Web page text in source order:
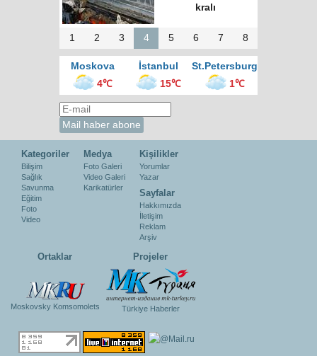
Moskova
1 2 3 4 5 6 7 8
Moskova İstanbul
St.Petersburg
4℃
15℃ 1℃
Kategoriler
Bilişim
Sağlık
Savunma
Eğitim
Foto
Video
Medya
Foto Galeri
Video Galeri
Karikatürler
Kişilikler
Yorumlar
Yazar
Sayfalar
Hakkımızda
İletişim
Reklam
Arşiv
Ortaklar
Moskovsky Komsomolets
Projeler
Türkiye Haberler